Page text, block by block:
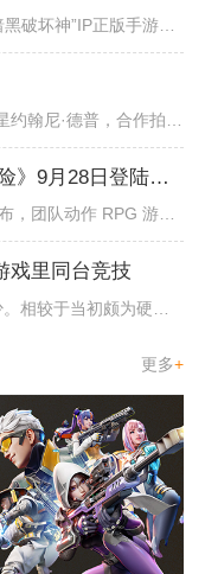
虽迟但到，1500万国服玩家翘首以盼的“暗黑破坏神”IP正版手游《暗黑破坏神：不朽》已于今日全平台上线！动作RPG王者再...
《勇者斗恶龙：达尔的大冒险》9月28日登陆苹果谷歌应用商店
发行商 Square Enix 以及开发商 DeNa 宣布，团队动作 RPG 游戏《勇者斗恶龙：达尔的大冒险 魂之绊》将...
戏里同台竞技
老实说，近些年或2D或3D的格斗游戏不少。相较于当初颇为硬核的难度。如今这类游戏大都以较低的游玩门槛，独特的技能机制吸引...
更多+